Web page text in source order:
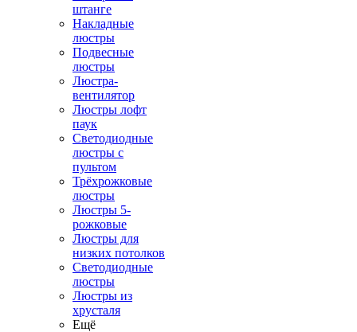
штанге
Накладные
люстры
Подвесные
люстры
Люстра-
вентилятор
Люстры лофт
паук
Светодиодные
люстры с
пультом
Трёхрожковые
люстры
Люстры 5-
рожковые
Люстры для
низких потолков
Cветодиодные
люстры
Люстры из
хрусталя
Ещё